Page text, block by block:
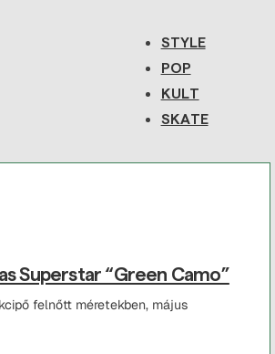
STYLE
POP
KULT
SKATE
Superstar “Green Camo”
felnőtt méretekben, május